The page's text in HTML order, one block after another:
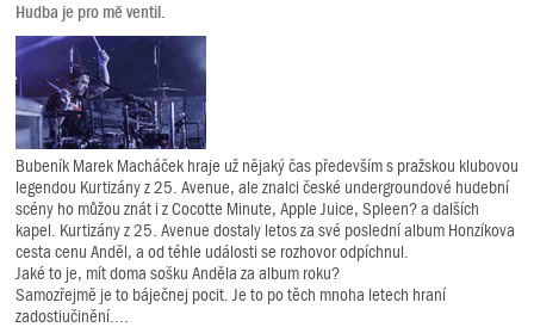
Hudba je pro mě ventil.
Bubeník Marek Macháček hraje už nějaký čas především s pražskou klubovou
legendou Kurtizány z 25. Avenue, ale znalci české undergroundové hudební
scény ho můžou znát i z Cocotte Minute, Apple Juice, Spleen? a dalších
kapel. Kurtizány z 25. Avenue dostaly letos za své poslední album Honzíkova
cesta cenu Anděl, a od téhle události se rozhovor odpíchnul.
Jaké to je, mít doma sošku Anděla za album roku?
Samozřejmě je to báječnej pocit. Je to po těch mnoha letech hraní
zadostiučinění....